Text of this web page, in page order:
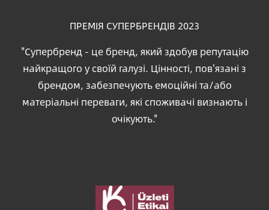
ПРЕМІЯ СУПЕРБРЕНДІВ 2023
"Супербренд - це бренд, який здобув репутацію
найкращого у своїй галузі. Цінності, пов'язані з
брендом, забезпечують емоційні та/або
матеріальні переваги, які споживачі визнають і
очікують."
Зображення